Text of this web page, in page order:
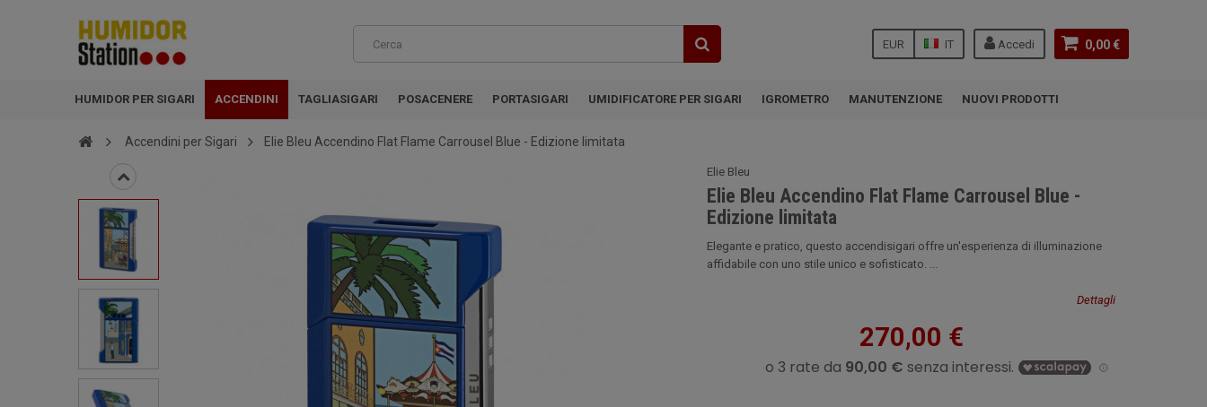
0,00 €
Accedi
IT
EUR
HUMIDOR PER SIGARI ACCENDINI TAGLIASIGARI POSACENERE PORTASIGARI UMIDIFICATORE PER SIGARI IGROMETRO MANUTENZIONE NUOVI PRODOTTI
Accendini per Sigari Elie Bleu Accendino Flat Flame Carrousel Blue - Edizione limitata
Elie Bleu
Elie Bleu Accendino Flat Flame Carrousel Blue -
Edizione limitata
Elegante e pratico, questo accendisigari offre un'esperienza di illuminazione
affidabile con uno stile unico e sofisticato. ...
Dettagli
270,00 €